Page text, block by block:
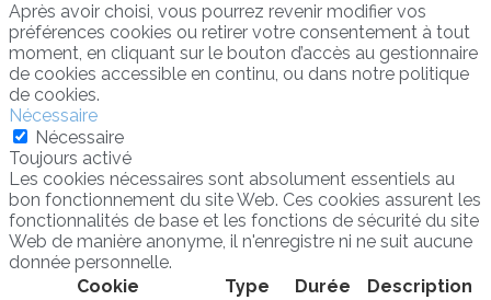
Après avoir choisi, vous pourrez revenir modifier vos
préférences cookies ou retirer votre consentement à tout
moment, en cliquant sur le bouton d’accès au gestionnaire
de cookies accessible en continu, ou dans notre politique
de cookies.
Nécessaire
Nécessaire
Toujours activé
Les cookies nécessaires sont absolument essentiels au
bon fonctionnement du site Web. Ces cookies assurent les
fonctionnalités de base et les fonctions de sécurité du site
Web de manière anonyme, il n'enregistre ni ne suit aucune
donnée personnelle.
Cookie
Type Durée Description